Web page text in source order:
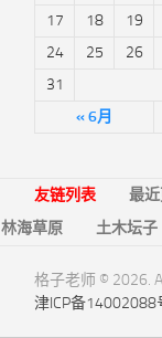
« 6月
17
18 19
24
25 26
31
友链列表 最
林海草原
土木坛子
格子老师 © 2026.
津ICP备14002088